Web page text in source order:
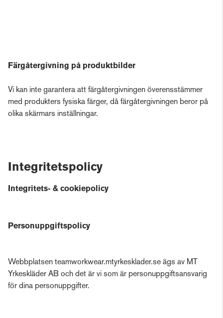
Färgåtergivning på produktbilder
Vi kan inte garantera att färgåtergivningen överensstämmer
med produkters fysiska färger, då färgåtergivningen beror på
olika skärmars inställningar.
Integritetspolicy
Integritets- & cookiepolicy
Personuppgiftspolicy
Webbplatsen teamworkwear.mtyrkesklader.se ägs av MT
Yrkeskläder AB och det är vi som är personuppgiftsansvarig
för dina personuppgifter.